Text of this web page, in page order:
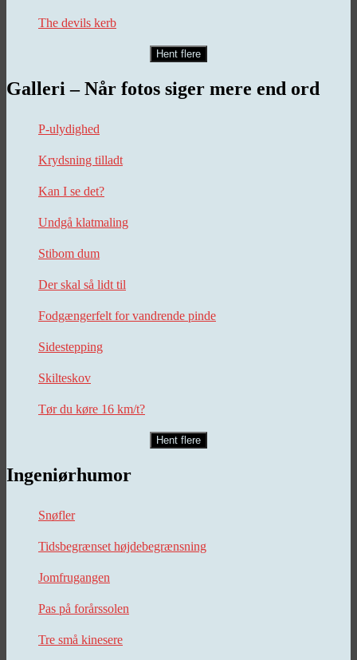
The devils kerb
Hent flere
Galleri – Når fotos siger mere end ord
P-ulydighed
Krydsning tilladt
Kan I se det?
Undgå klatmaling
Stibom dum
Der skal så lidt til
Fodgængerfelt for vandrende pinde
Sidestepping
Skilteskov
Tør du køre 16 km/t?
Hent flere
Ingeniørhumor
Snøfler
Tidsbegrænset højdebegrænsning
Jomfrugangen
Pas på forårssolen
Tre små kinesere